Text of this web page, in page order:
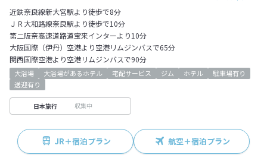
近鉄奈良線新大宮駅より徒歩で8分
ＪＲ大和路線奈良駅より徒歩で10分
第二阪奈高速道路道宝来インターより10分
大阪国際（伊丹）空港より空港リムジンバスで65分
関西国際空港より空港リムジンバスで90分
大浴場 大浴場があるホテル 宅配サービス ジム ホテル
駐車場有り
送迎有り
日本旅行 収集中
JR＋宿泊プラン 航空＋宿泊プラン